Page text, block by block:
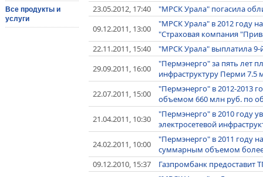
Все продукты и
услуги
23.05.2012, 17:40
"МРСК Урала" погасила
09.12.2011, 13:00
"МРСК Урала" в 2012 году
"Страховая компания
22.11.2011, 15:40
"МРСК Урала" выплатила 9-
29.09.2011, 16:00
"Пермэнерго" за пять лет
инфраструктуру Перми 7.5
22.07.2011, 15:00
"Пермэнерго" в 2012-2013
объемом 660 млн руб. по
21.04.2011, 10:30
"Пермэнерго" в 2010 году
электросетевой
24.02.2011, 10:00
"Пермэнерго" в 2011 году
суммарным объемом
09.12.2010, 15:37
Газпромбанк предоставит